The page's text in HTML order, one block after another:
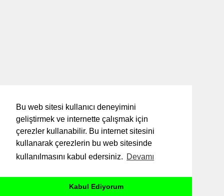
Bu web sitesi kullanıcı deneyimini
geliştirmek ve internette çalışmak için
çerezler kullanabilir. Bu internet sitesini
kullanarak çerezlerin bu web sitesinde
kullanılmasını kabul edersiniz. Devamı
Kabul Ediyorum